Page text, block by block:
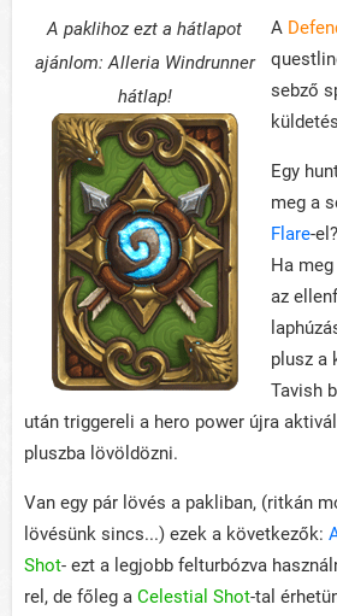
A paklihoz ezt a hátlapot
ajánlom: Alleria Windrunner
hátlap!
A
sebző
Egy
meg a
Flare-
Ha
az
plusz a
Tavish
után triggereli a hero power újra
pluszba lövöldözni.
Van egy pár lövés a pakliban, (ritkán
lövésünk sincs...) ezek a következők:
Shot- ezt a legjobb felturbózva
rel, de főleg a Celestial Shot-tal